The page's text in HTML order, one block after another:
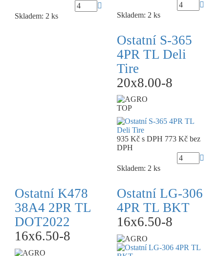
Skladem: 2 ks Skladem: 2 ks
Ostatní S-365
4PR TL Deli
Tire
20x8.00-8
TOP
935 Kč s DPH 773 Kč bez
DPH
Skladem: 2 ks
Ostatní K478
38A4 2PR TL
DOT2022
16x6.50-8
Ostatní LG-306
4PR TL BKT
16x6.50-8